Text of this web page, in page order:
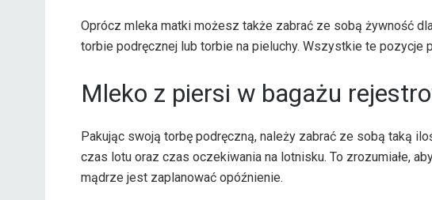
Oprócz mleka matki możesz także zabrać ze sobą żywność
torbie podręcznej lub torbie na pieluchy. Wszystkie te pozycje
Mleko z piersi w bagażu
Pakując swoją torbę podręczną, należy zabrać ze sobą taką
czas lotu oraz czas oczekiwania na lotnisku. To zrozumiałe,
mądrze jest zaplanować opóźnienie.